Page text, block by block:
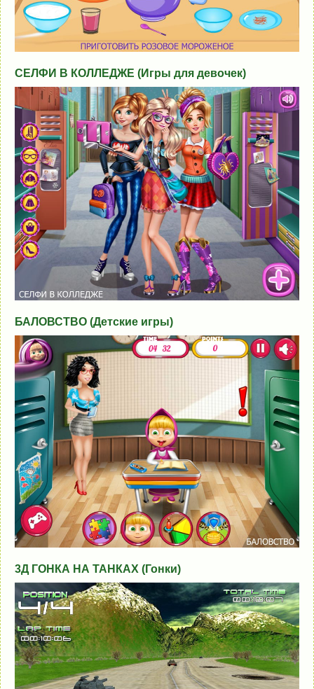
СЕЛФИ В КОЛЛЕДЖЕ (Игры для девочек)
БАЛОВСТВО (Детские игры)
3Д ГОНКА НА ТАНКАХ (Гонки)